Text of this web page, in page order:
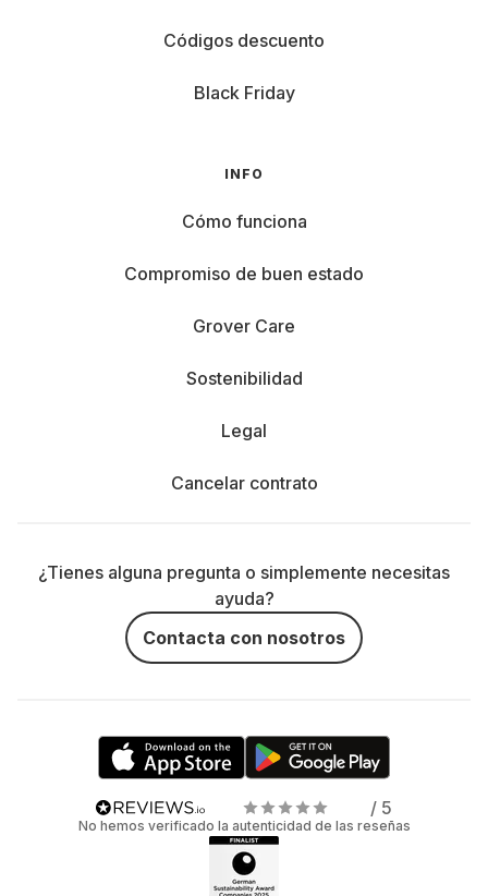
Códigos descuento
Black Friday
INFO
Cómo funciona
Compromiso de buen estado
Grover Care
Sostenibilidad
Legal
Cancelar contrato
¿Tienes alguna pregunta o simplemente necesitas
ayuda?
Contacta con nosotros
/ 5
No hemos verificado la autenticidad de las reseñas